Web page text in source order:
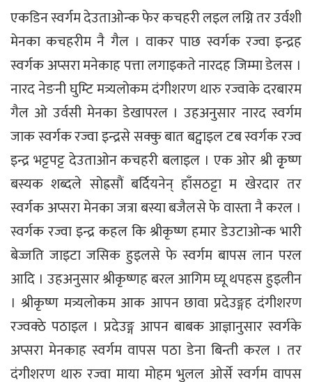
एकडिन स्वर्गम देउताओन्क फेर कचहरी लइल लग्नि तर उर्वशी
मेनका कचहरीम नै गैल । वाकर पाछ स्वर्गक रज्वा इन्द्रह
स्वर्गक अप्सरा मनेकाह पत्ता लगाइकते नारदह जिम्मा डेलस ।
नारद नेङनी घुम्टि मत्र्यलोकम दंगीशरण थारु रज्वाके दरबारम
गैल ओ उर्वसी मेनका डेखापरल । उहअनुसार नारद स्वर्गम
जाक स्वर्गक रज्वा इन्द्रसे सक्कु बात बट्वाइल टब स्वर्गक रज्व
इन्द्र भट्टपट्ट देउताओन कचहरी बलाइल । एक ओर श्री कृृष्ण
बस्यक शब्दले सोह्रसौं बर्दियनेन् हाँसठट्टा म खेरदार तर
स्वर्गक अप्सरा मेनका जत्रा बस्या बजैलसे फे वास्ता नै करल ।
स्वर्गक रज्वा इन्द्र कहल कि श्रीकृष्ण हमार डेउटाओन्क भारी
बेज्जति जाइटा जसिक हुइलसे फे स्वर्गम बापस लान परल
आदि । उहअनुसार श्रीकृष्णह बरल आगिम घ्यू थपहस हुइलीन
। श्रीकृष्ण मत्र्यलोकम आक आपन छावा प्रदेउङ्गह दंगीशरण
रज्वक्ठे पठाइल । प्रदेउङ्ग आपन बाबक आज्ञानुसार स्वर्गके
अप्सरा मेनकाह स्वर्गम वापस पठा डेना बिन्ती करल । तर
दंगीशरण थारु रज्वा माया मोहम भुलल ओर्से स्वर्गम वापस